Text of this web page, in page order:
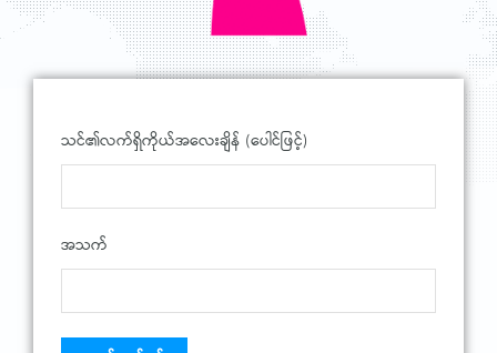
သင်၏လက်ရှိကိုယ်အလေးချိန် (ပေါင်ဖြင့်)
အသက်